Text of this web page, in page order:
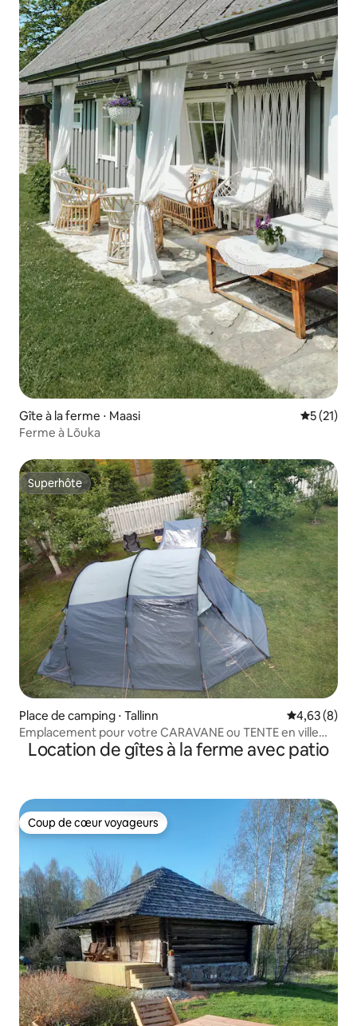
Gîte à la ferme ⋅ Maasi
5 (21)
Ferme à Lõuka
Superhôte
Superhôte
Place de camping ⋅ Tallinn Évaluation
4,63 (8)
Emplacement pour votre CARAVANE ou TENTE en ville
(Nõmme)
Location de gîtes à la ferme avec patio
Coup de cœur voyageurs
Coup de cœur voyageurs